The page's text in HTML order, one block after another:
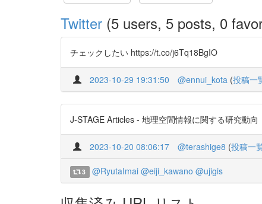
Twitter (5 users, 5 posts, 0
チェックしたい https://t.co/j6Tq18BgIO
2023-10-29 19:31:50 @ennui_kota (投稿一
J-STAGE Articles - 地理空間情報に関する研究動
2023-10-20 08:06:17 @terashige8 (投稿一
3 @RyutaImai @eiji_kawano @ujigis